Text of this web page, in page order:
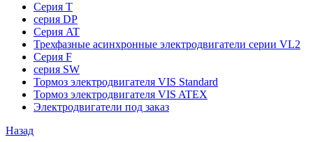
Серия T
серия DP
Серия AT
Трехфазные асинхронные электродвигатели серии VL2
Серия F
серия SW
Тормоз электродвигателя VIS Standard
Тормоз электродвигателя VIS ATEX
Электродвигатели под заказ
Назад